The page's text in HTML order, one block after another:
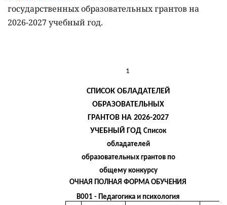
государственных образовательных грантов на
2026-2027 учебный год.